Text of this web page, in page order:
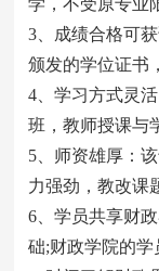
学，不受原专业
3、成绩合格可
颁发的学位证书
4、学习方式灵
班，教师授课与
5、师资雄厚：
力强劲，教改课
6、学员共享财
础;财政学院的